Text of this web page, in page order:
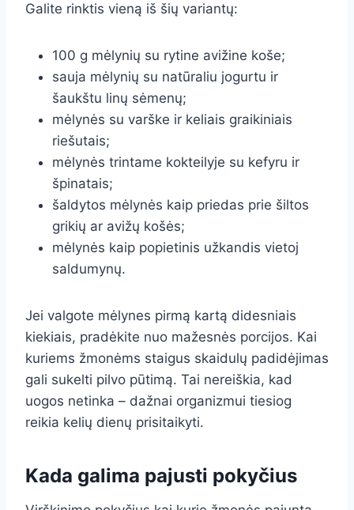
Galite rinktis vieną iš šių variantų:
100 g mėlynių su rytine avižine koše;
sauja mėlynių su natūraliu jogurtu ir
šaukštu linų sėmenų;
mėlynės su varške ir keliais graikiniais
riešutais;
mėlynės trintame kokteilyje su kefyru ir
špinatais;
šaldytos mėlynės kaip priedas prie šiltos
grikių ar avižų košės;
mėlynės kaip popietinis užkandis vietoj
saldumynų.
Jei valgote mėlynes pirmą kartą didesniais
kiekiais, pradėkite nuo mažesnės porcijos. Kai
kuriems žmonėms staigus skaidulų padidėjimas
gali sukelti pilvo pūtimą. Tai nereiškia, kad
uogos netinka – dažnai organizmui tiesiog
reikia kelių dienų prisitaikyti.
Kada galima pajusti pokyčius